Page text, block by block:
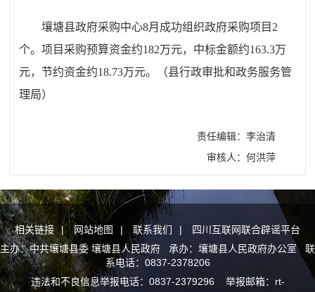
壤塘县政府采购中心8月成功组织政府采购项目2
个。项目采购预算资金约182万元，中标金额约163.3万
元，节约资金约18.73万元。（县行政审批和政务服务管
理局）
责任编辑：李治清
审核人：何洪萍
相关链接 | 网站地图 | 联系我们 |
四川互联网联合辟谣平台
主办：中共壤塘县委 壤塘县人民政府 承办：壤塘县人民政府办公室 联
系电话：0837-2378206
违法和不良信息举报电话：0837-2379296 举报邮箱：rt-